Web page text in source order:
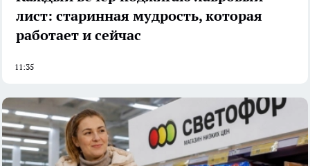
лист: старинная мудрость, которая
работает и сейчас
11:35